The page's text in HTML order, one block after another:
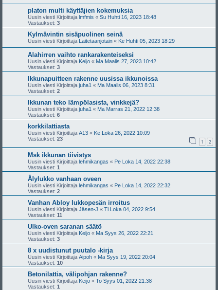
platon multi käyttäjien kokemuksia
Uusin viesti Kirjoittaja lmfmis « Su Huhti 16, 2023 18:48
Vastaukset: 3
Kylmävintin sisäpuolinen seinä
Uusin viesti Kirjoittaja Laitetaanjotain « Ke Huhti 05, 2023 18:29
Alahirren vaihto rankarakenteiseksi
Uusin viesti Kirjoittaja Keijo « Ma Maalis 27, 2023 10:42
Vastaukset: 3
Ikkunapuitteen rakenne uusissa ikkunoissa
Uusin viesti Kirjoittaja juha1 « Ma Maalis 06, 2023 8:31
Vastaukset: 2
Ikkunan teko lämpölasista, vinkkejä?
Uusin viesti Kirjoittaja juha1 « Ma Marras 21, 2022 12:38
Vastaukset: 6
korkkilattiasta
Uusin viesti Kirjoittaja A13 « Ke Loka 26, 2022 10:09
Vastaukset: 23 1 2
Msk ikkunan tiivistys
Uusin viesti Kirjoittaja lehmikangas « Pe Loka 14, 2022 22:38
Vastaukset: 1
Älylukko vanhaan oveen
Uusin viesti Kirjoittaja lehmikangas « Pe Loka 14, 2022 22:32
Vastaukset: 2
Vanhan Abloy lukkopesän irroitus
Uusin viesti Kirjoittaja Jäsen-J « Ti Loka 04, 2022 9:54
Vastaukset: 11
Ulko-oven saranan säätö
Uusin viesti Kirjoittaja Keijo « Ma Syys 26, 2022 22:21
Vastaukset: 3
8 x uudistunut puutalo -kirja
Uusin viesti Kirjoittaja Aipoh « Ma Syys 19, 2022 20:04
Vastaukset: 10
Betonilattia, välipohjan rakenne?
Uusin viesti Kirjoittaja Keijo « To Syys 01, 2022 21:38
Vastaukset: 1